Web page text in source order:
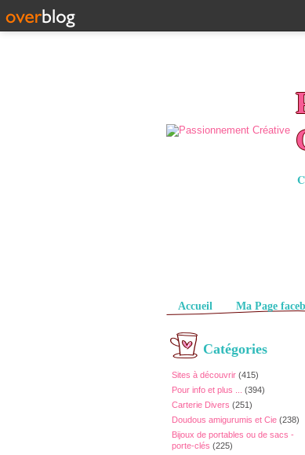
Pages
Accueil Ma Page
Catégories
Sites à découvrir (415)
Pour info et plus ...
(394)
Carterie Divers (251)
Doudous amigurumis et Cie (238)
Bijoux de portables ou de sacs -
porte-clés (225)